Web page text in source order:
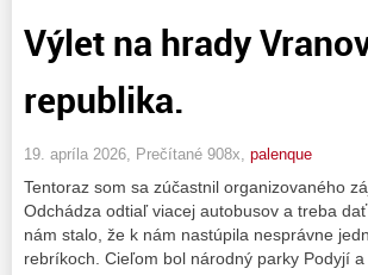
Výlet na hrady
republika.
19. apríla 2026, Prečítané 908x, palenque
Tentoraz som sa zúčastnil organizovaného
Odchádza odtiaľ viacej autobusov a treba
nám stalo, že k nám nastúpila nesprávne
rebríkoch. Cieľom bol národný parky Podyjí